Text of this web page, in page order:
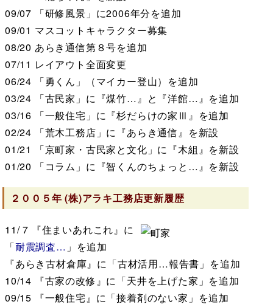
09/07 「研修風景」に2006年分を追加
09/01 マスコットキャラクター募集
08/20 あらき通信第８号を追加
07/11 レイアウト全面変更
06/24 「勇くん」（マイカー登山）を追加
03/24 「古民家」に『煤竹…』と『洋館…』を追加
03/16 「一般住宅」に『杉だらけの家Ⅲ』を追加
02/24 「荒木工務店」に『あらき通信』を新設
01/21
「京町家・古民家と文化」に『木組』を新設
01/20 「コラム」に『智くんのちょっと…』を新設
２００５年(株)アラキ工務店更新履歴
11/ 7 『住まいあれこれ』に
「耐震調査… 」を追加
『あらき古材倉庫』に「古材活用…報告書」を追加
10/14 『古家の改修』に「天井を上げた家」を追加
09/15 『一般住宅』に「接着剤のない家」を追加